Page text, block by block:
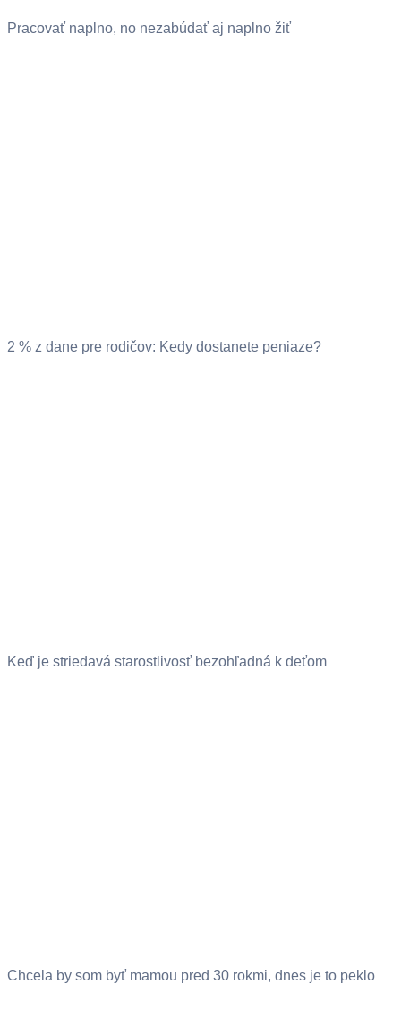
Pracovať naplno, no nezabúdať aj naplno žiť
2 % z dane pre rodičov: Kedy dostanete peniaze?
Keď je striedavá starostlivosť bezohľadná k deťom
Chcela by som byť mamou pred 30 rokmi, dnes je to peklo